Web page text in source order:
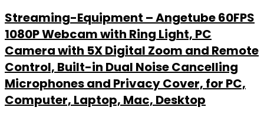
Streaming-Equipment – Angetube 60FPS
1080P Webcam with Ring Light, PC
Camera with 5X Digital Zoom and Remote
Control, Built-in Dual Noise Cancelling
Microphones and Privacy Cover, for PC,
Computer, Laptop, Mac, Desktop